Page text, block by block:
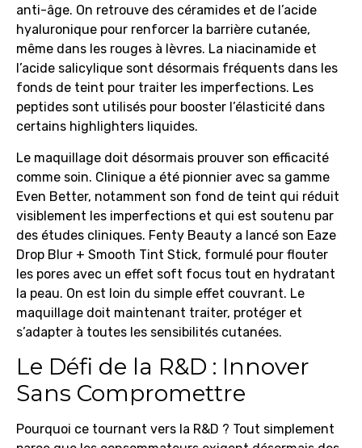
anti-âge. On retrouve des céramides et de l’acide
hyaluronique pour renforcer la barrière cutanée,
même dans les rouges à lèvres. La niacinamide et
l’acide salicylique sont désormais fréquents dans les
fonds de teint pour traiter les imperfections. Les
peptides sont utilisés pour booster l’élasticité dans
certains highlighters liquides.
Le maquillage doit désormais prouver son efficacité
comme soin. Clinique a été pionnier avec sa gamme
Even Better, notamment son fond de teint qui réduit
visiblement les imperfections et qui est soutenu par
des études cliniques. Fenty Beauty a lancé son Eaze
Drop Blur + Smooth Tint Stick, formulé pour flouter
les pores avec un effet soft focus tout en hydratant
la peau. On est loin du simple effet couvrant. Le
maquillage doit maintenant traiter, protéger et
s’adapter à toutes les sensibilités cutanées.
Le Défi de la R&D : Innover
Sans Compromettre
Pourquoi ce tournant vers la R&D ? Tout simplement